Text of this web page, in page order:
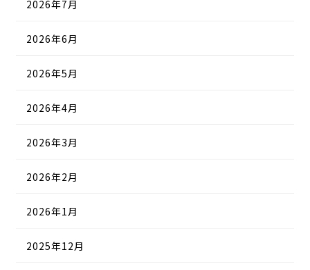
2026年7月
2026年6月
2026年5月
2026年4月
2026年3月
2026年2月
2026年1月
2025年12月